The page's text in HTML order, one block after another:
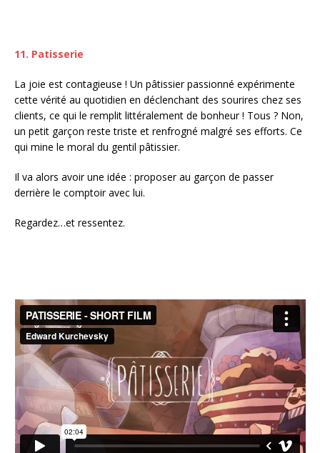
11. Patisserie
La joie est contagieuse ! Un pâtissier passionné expérimente
cette vérité au quotidien en déclenchant des sourires chez ses
clients, ce qui le remplit littéralement de bonheur ! Tous ? Non,
un petit garçon reste triste et renfrogné malgré ses efforts. Ce
qui mine le moral du gentil pâtissier.
Il va alors avoir une idée : proposer au garçon de passer
derrière le comptoir avec lui.
Regardez…et ressentez.